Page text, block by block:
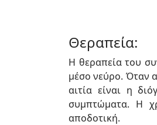
Θεραπεία:
Η θεραπεία του
μέσο νεύρο. Όταν
αιτία είναι η
συμπτώματα. Η
αποδοτική.